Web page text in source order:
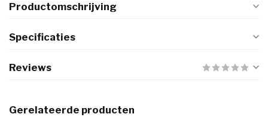
Productomschrijving
Specificaties
Reviews
Gerelateerde producten